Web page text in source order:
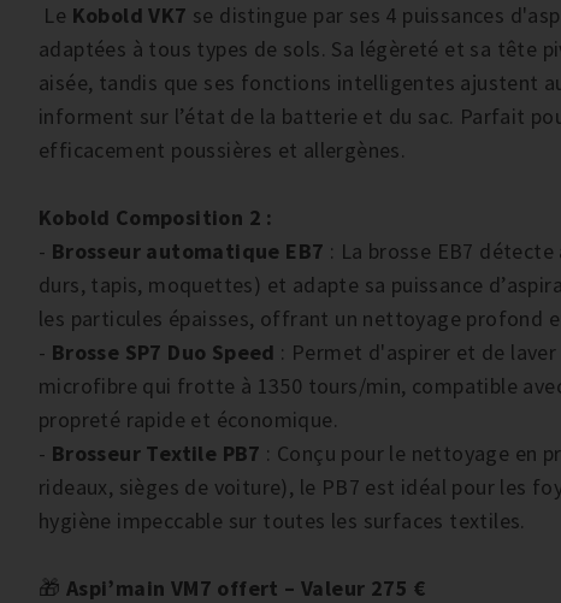
Le Kobold VK7 se distingue par ses 4 puissances
adaptées à tous types de sols. Sa légèreté et sa tête
aisée, tandis que ses fonctions intelligentes ajustent
informent sur l’état de la batterie et du sac. Parfait
efficacement poussières et allergènes.
Kobold Composition 2 :
- Brosseur automatique EB7 : La brosse EB7
durs, tapis, moquettes) et adapte sa puissance
les particules épaisses, offrant un nettoyage profond
- Brosse SP7 Duo Speed : Permet d'aspirer et de
microfibre qui frotte à 1350 tours/min, compatible
propreté rapide et économique.
- Brosseur Textile PB7 : Conçu pour le nettoyage en
rideaux, sièges de voiture), le PB7 est idéal pour les
hygiène impeccable sur toutes les surfaces textiles.
🎁 Aspi’main VM7 offert – Valeur 275 €